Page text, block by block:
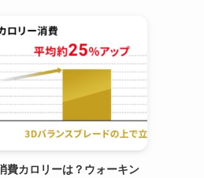
費カロリーは？ウォーキン